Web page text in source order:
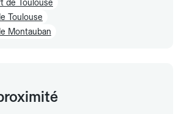
de Toulouse
Toulouse
Montauban